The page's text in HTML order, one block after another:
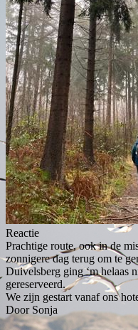
Reactie
Prachtige route, ook in de
zonnigere dag terug om te
Duivelsberg ging ‘m helaas
gereserveerd.
We zijn gestart vanaf ons
Door Sonja